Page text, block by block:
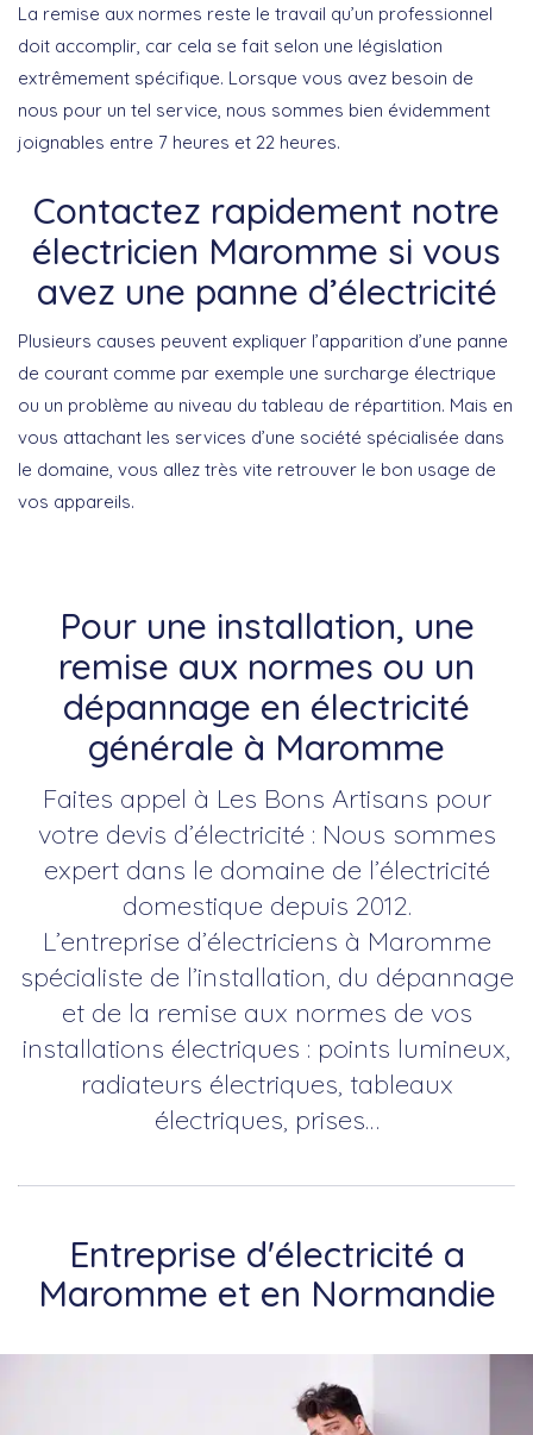
La remise aux normes reste le travail qu’un professionnel
doit accomplir, car cela se fait selon une législation
extrêmement spécifique. Lorsque vous avez besoin de
nous pour un tel service, nous sommes bien évidemment
joignables entre 7 heures et 22 heures.
Contactez rapidement notre
électricien Maromme si vous
avez une panne d’électricité
Plusieurs causes peuvent expliquer l’apparition d’une panne
de courant comme par exemple une surcharge électrique
ou un problème au niveau du tableau de répartition. Mais en
vous attachant les services d’une société spécialisée dans
le domaine, vous allez très vite retrouver le bon usage de
vos appareils.
Pour une installation, une
remise aux normes ou un
dépannage en électricité
générale à Maromme
Faites appel à Les Bons Artisans pour
votre devis d’électricité : Nous sommes
expert dans le domaine de l’électricité
domestique depuis 2012.
L’entreprise d’électriciens à Maromme
spécialiste de l’installation, du dépannage
et de la remise aux normes de vos
installations électriques : points lumineux,
radiateurs électriques, tableaux
électriques, prises…
Entreprise d'électricité a
Maromme et en Normandie